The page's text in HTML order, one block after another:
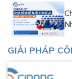
GIẢI PHÁP